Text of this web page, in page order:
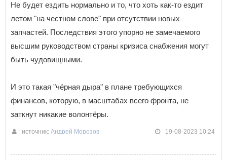
Не будет ездить нормально и то, что хоть как-то ездит
летом "на честном слове" при отсутствии новых
запчастей. Последствия этого упорно не замечаемого
высшим руководством страны кризиса снабжения могут
быть чудовищными.
И это такая "чёрная дыра" в плане требующихся
финансов, которую, в масштабах всего фронта, не
заткнут никакие волонтёры.
источник: Андрей Морозов 19-08-2023 10:24